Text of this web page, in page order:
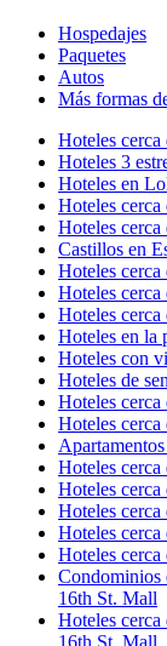
Hospedajes
Paquetes
Autos
Más formas
Hoteles
Hoteles 3
Hoteles en
Hoteles cerca
Hoteles
Castillos en
Hoteles cerca
Hoteles
Hoteles
Hoteles en la
Hoteles con
Hoteles de
Hoteles
Hoteles
Hoteles
Hoteles
Hoteles cerca
Hoteles
Hoteles
Condominios
16th St. Mall
Hoteles